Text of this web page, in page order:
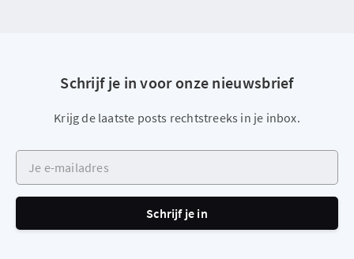
Schrijf je in voor onze nieuwsbrief
Krijg de laatste posts rechtstreeks in je inbox.
Je e-mailadres
Schrijf je in